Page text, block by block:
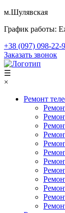
м.Шулявская
График работы:
+38 (097) 098-22-
Заказать звонок
☰
×
Ремонт